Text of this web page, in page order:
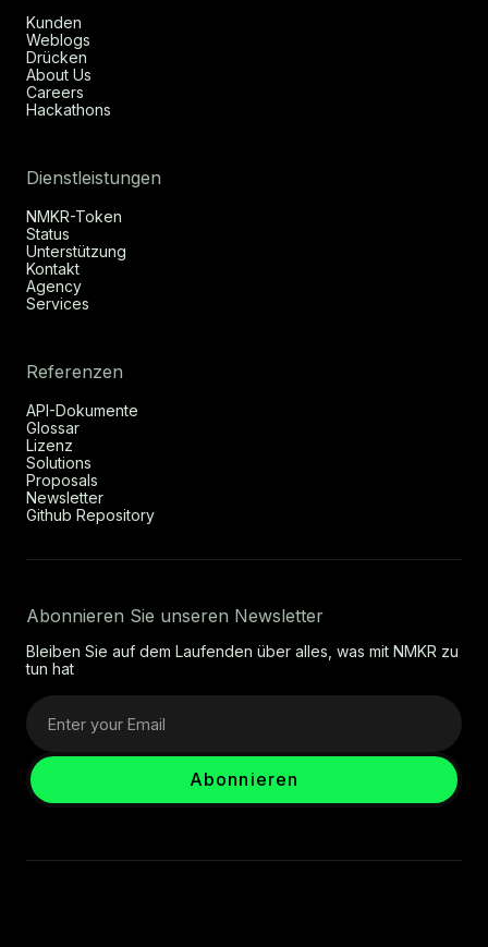
Kunden
Weblogs
Drücken
About Us
Careers
Hackathons
Dienstleistungen
NMKR-Token
Status
Unterstützung
Kontakt
Agency
Services
Referenzen
API-Dokumente
Glossar
Lizenz
Solutions
Proposals
Newsletter
Github Repository
Abonnieren Sie unseren Newsletter
Bleiben Sie auf dem Laufenden über alles, was mit NMKR zu
tun hat